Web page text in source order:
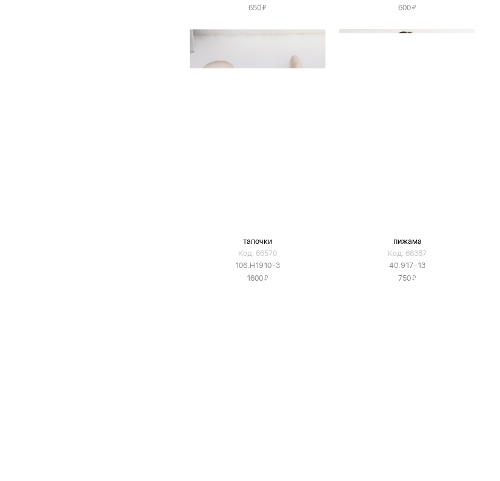
650Я
600Я
тапочки
Код: 66570
106.H1910-3
1600Я
пижама
Код: 66387
40.917-13
750Я